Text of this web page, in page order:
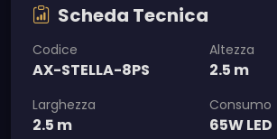
Scheda Tecnica
Codice
AX-STELLA-8PS
Altezza
2.5 m
Larghezza
2.5 m
Consumo
65W LED